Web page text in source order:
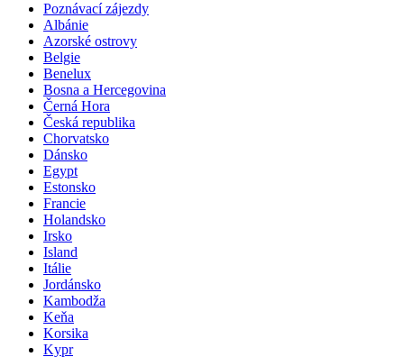
Poznávací zájezdy
Albánie
Azorské ostrovy
Belgie
Benelux
Bosna a Hercegovina
Černá Hora
Česká republika
Chorvatsko
Dánsko
Egypt
Estonsko
Francie
Holandsko
Irsko
Island
Itálie
Jordánsko
Kambodža
Keňa
Korsika
Kypr